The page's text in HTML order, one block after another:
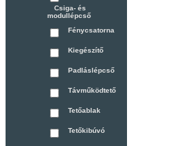
Csiga- és
modullépcső
Fénycsatorna
Kiegészítő
Padláslépcső
Távműködtető
Tetőablak
Tetőkibúvó